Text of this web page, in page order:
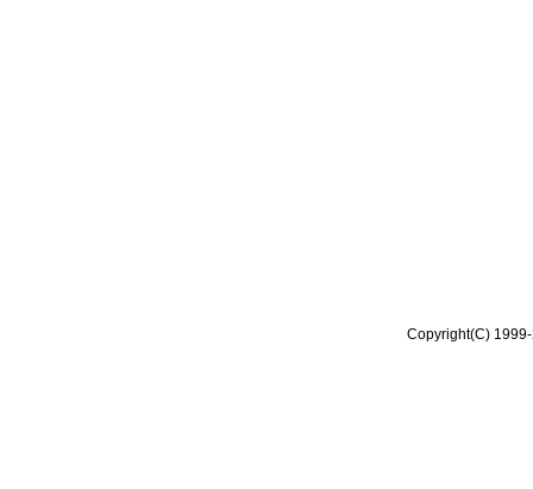
Copyright(C)